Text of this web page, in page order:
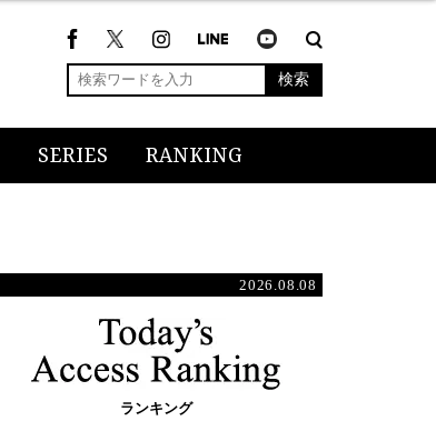
検索
SERIES RANKING
2026.08.08
ランキング